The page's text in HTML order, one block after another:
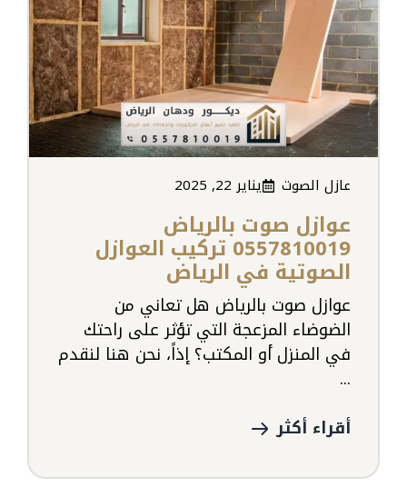
عازل الصوت يناير 22, 2025
عوازل صوت بالرياض
0557810019 تركيب العوازل
الصوتية في الرياض
عوازل صوت بالرياض هل تعاني من
الضوضاء المزعجة التي تؤثر على راحتك
في المنزل أو المكتب؟ إذاً، نحن هنا لنقدم
...
أقراء أكثر